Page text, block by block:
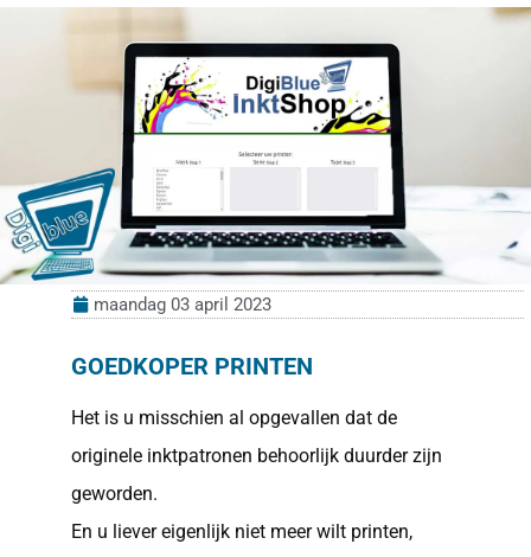
maandag 03 april 2023
GOEDKOPER PRINTEN
Het is u misschien al opgevallen dat de
originele inktpatronen behoorlijk duurder zijn
geworden.
En u liever eigenlijk niet meer wilt printen,